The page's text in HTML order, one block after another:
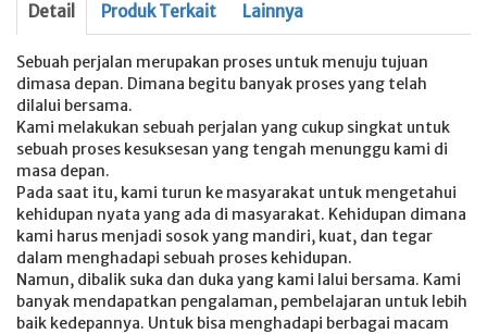
Detail Produk Terkait Lainnya
Sebuah perjalan merupakan proses untuk menuju tujuan
dimasa depan. Dimana begitu banyak proses yang telah
dilalui bersama.
Kami melakukan sebuah perjalan yang cukup singkat untuk
sebuah proses kesuksesan yang tengah menunggu kami di
masa depan.
Pada saat itu, kami turun ke masyarakat untuk mengetahui
kehidupan nyata yang ada di masyarakat. Kehidupan dimana
kami harus menjadi sosok yang mandiri, kuat, dan tegar
dalam menghadapi sebuah proses kehidupan.
Namun, dibalik suka dan duka yang kami lalui bersama. Kami
banyak mendapatkan pengalaman, pembelajaran untuk lebih
baik kedepannya. Untuk bisa menghadapi berbagai macam